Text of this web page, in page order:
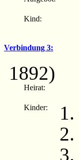
Kind:
Verbindung 3:
1892)
Heirat:
Kinder: